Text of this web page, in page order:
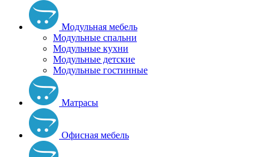
Модульная мебель
Модульные спальни
Модульные кухни
Модульные детские
Модульные гостинные
Матрасы
Офисная мебель